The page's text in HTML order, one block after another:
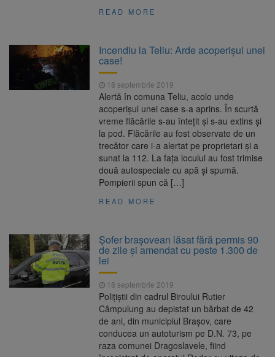
READ MORE
Incendiu la Teliu: Arde acoperișul unei
case!
18 septembrie 2019
Alertă în comuna Teliu, acolo unde
acoperișul unei case s-a aprins. În scurtă
vreme flăcările s-au întețit și s-au extins și
la pod. Flăcările au fost observate de un
trecător care i-a alertat pe proprietari și a
sunat la 112. La fața locului au fost trimise
două autospeciale cu apă și spumă.
Pompierii spun că […]
READ MORE
Șofer brașovean lăsat fără permis 90
de zile și amendat cu peste 1.300 de
lei
18 septembrie 2019
Poliţiştii din cadrul Biroului Rutier
Câmpulung au depistat un bărbat de 42
de ani, din municipiul Braşov, care
conducea un autoturism pe D.N. 73, pe
raza comunei Dragoslavele, fiind